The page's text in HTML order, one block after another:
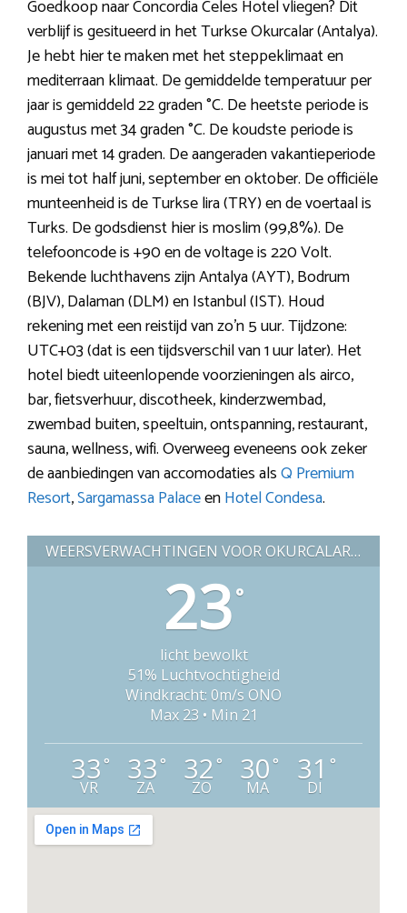
Goedkoop naar Concordia Celes Hotel vliegen? Dit
verblijf is gesitueerd in het Turkse Okurcalar (Antalya).
Je hebt hier te maken met het steppeklimaat en
mediterraan klimaat. De gemiddelde temperatuur per
jaar is gemiddeld 22 graden °C. De heetste periode is
augustus met 34 graden °C. De koudste periode is
januari met 14 graden. De aangeraden vakantieperiode
is mei tot half juni, september en oktober. De officiële
munteenheid is de Turkse lira (TRY) en de voertaal is
Turks. De godsdienst hier is moslim (99,8%). De
telefooncode is +90 en de voltage is 220 Volt.
Bekende luchthavens zijn Antalya (AYT), Bodrum
(BJV), Dalaman (DLM) en Istanbul (IST). Houd
rekening met een reistijd van zo’n 5 uur. Tijdzone:
UTC+03 (dat is een tijdsverschil van 1 uur later). Het
hotel biedt uiteenlopende voorzieningen als airco,
bar, fietsverhuur, discotheek, kinderzwembad,
zwembad buiten, speeltuin, ontspanning, restaurant,
sauna, wellness, wifi. Overweeg eveneens ook zeker
de aanbiedingen van accomodaties alsQ Premium
Resort,Sargamassa PalaceenHotel Condesa.
WEERSVERWACHTINGEN VOOR OKURCALAR (TURKIJE)
23°
licht bewolkt
51% Luchtvochtigheid
Windkracht: 0m/s ONO
Max 23 • Min 21
33°
VR
33°
ZA
32°
ZO
30°
MA
31 °
DI